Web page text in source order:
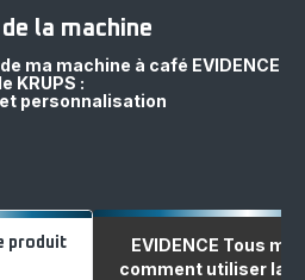
la machine
ma machine à café EVIDENCE
KRUPS :
personnalisation
produit
EVIDENCE Tous
comment utiliser la